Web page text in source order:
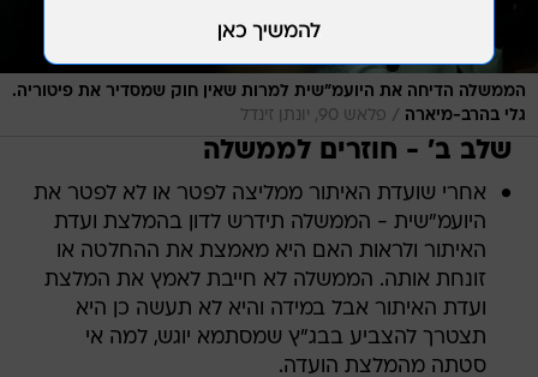
הממשלה הדיחה את היועמ"שית למרות שאין חוק שמסדיר את פיטוריה.
גלי בהרב-מיארה / פלאש 90, יונתן זינדל
שלב ב' - חוזרים לממשלה
אחרי שועדת האיתור ממליצה לפטר או לא לפטר את
היועמ"שית - הממשלה תידרש לדון בהמלצת ועדת
האיתור ולראות האם היא מאמצת את ההחלטה או
זונחת אותה. הממשלה לא חייבת לאמץ את המלצת
ועדת האיתור אבל במידה והיא לא תעשה כן היא
תצטרך להצביע בבג"ץ שמסתמא יוגש, למה אי
סטתה מהמלצת הועדה.